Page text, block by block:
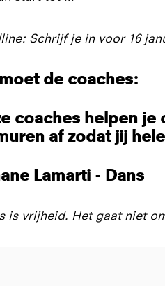
Schrijf je in voor 16
de coaches:
coaches helpen je
af zodat jij
Lamarti - Dans
is vrijheid. Het gaat niet